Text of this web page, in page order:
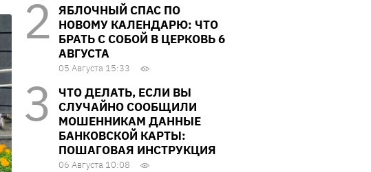
ЯБЛОЧНЫЙ СПАС ПО
НОВОМУ КАЛЕНДАРЮ: ЧТО
БРАТЬ С СОБОЙ В ЦЕРКОВЬ 6
АВГУСТА
05 Августа 15:33
ЧТО ДЕЛАТЬ, ЕСЛИ ВЫ
СЛУЧАЙНО СООБЩИЛИ
МОШЕННИКАМ ДАННЫЕ
БАНКОВСКОЙ КАРТЫ:
ПОШАГОВАЯ ИНСТРУКЦИЯ
06 Августа 10:08